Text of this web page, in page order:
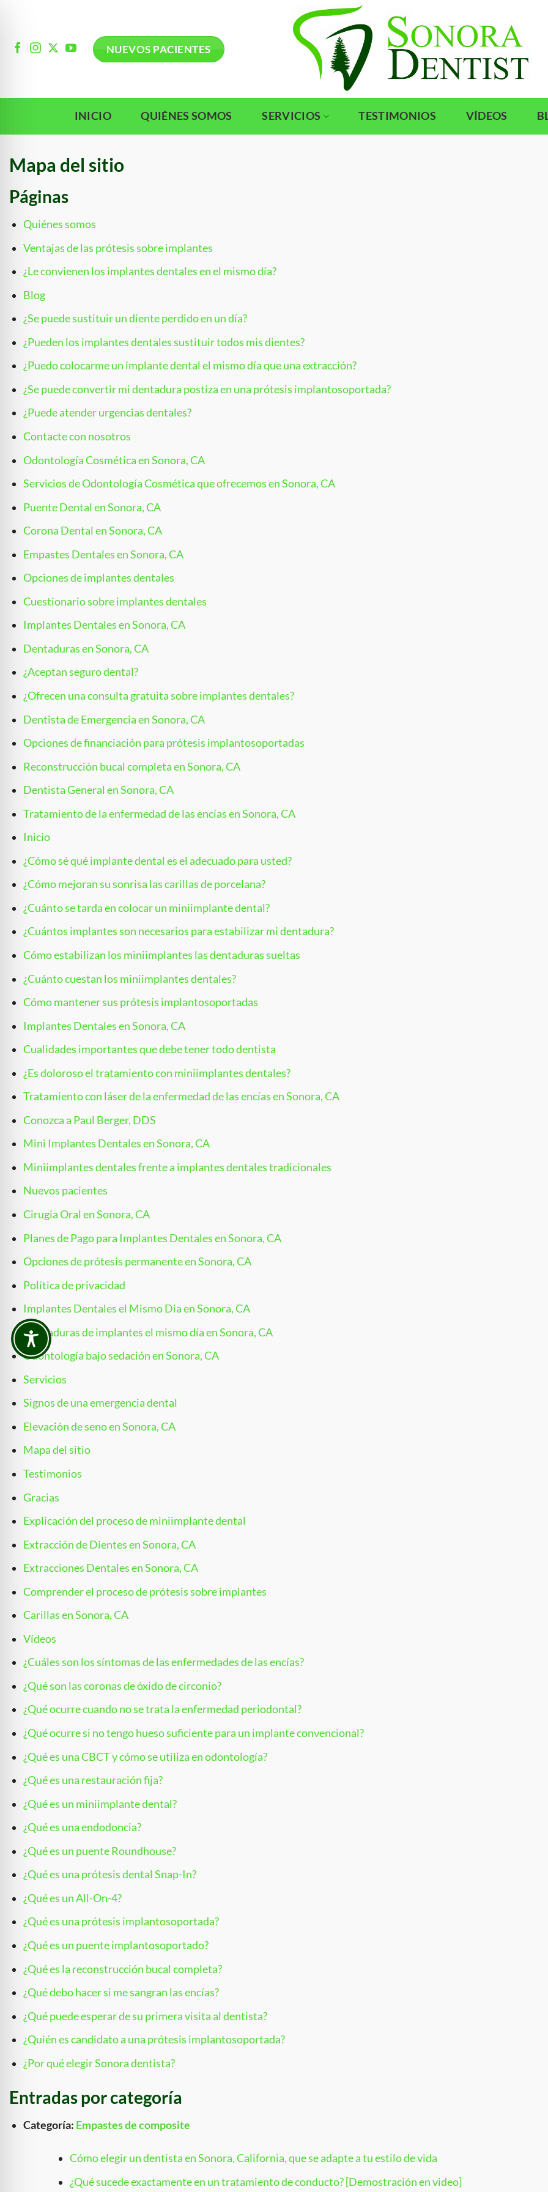
contenido
NUEVOS PACIENTES
INICIO QUIÉNES SOMOS SERVICIOS TESTIMONIOS VÍDEOS
Mapa del sitio
Páginas
Quiénes somos
Ventajas de las prótesis sobre implantes
¿Le convienen los implantes dentales en el mismo día?
Blog
¿Se puede sustituir un diente perdido en un día?
¿Pueden los implantes dentales sustituir todos mis dientes?
¿Puedo colocarme un implante dental el mismo día que una extracción?
¿Se puede convertir mi dentadura postiza en una prótesis implantosoportada?
¿Puede atender urgencias dentales?
Contacte con nosotros
Odontología Cosmética en Sonora, CA
Servicios de Odontología Cosmética que ofrecemos en Sonora, CA
Puente Dental en Sonora, CA
Corona Dental en Sonora, CA
Empastes Dentales en Sonora, CA
Opciones de implantes dentales
Cuestionario sobre implantes dentales
Implantes Dentales en Sonora, CA
Dentaduras en Sonora, CA
¿Aceptan seguro dental?
¿Ofrecen una consulta gratuita sobre implantes dentales?
Dentista de Emergencia en Sonora, CA
Opciones de financiación para prótesis implantosoportadas
Reconstrucción bucal completa en Sonora, CA
Dentista General en Sonora, CA
Tratamiento de la enfermedad de las encías en Sonora, CA
Inicio
¿Cómo sé qué implante dental es el adecuado para usted?
¿Cómo mejoran su sonrisa las carillas de porcelana?
¿Cuánto se tarda en colocar un miniimplante dental?
¿Cuántos implantes son necesarios para estabilizar mi dentadura?
Cómo estabilizan los miniimplantes las dentaduras sueltas
¿Cuánto cuestan los miniimplantes dentales?
Cómo mantener sus prótesis implantosoportadas
Implantes Dentales en Sonora, CA
Cualidades importantes que debe tener todo dentista
¿Es doloroso el tratamiento con miniimplantes dentales?
Tratamiento con láser de la enfermedad de las encías en Sonora, CA
Conozca a Paul Berger, DDS
Mini Implantes Dentales en Sonora, CA
Miniimplantes dentales frente a implantes dentales tradicionales
Nuevos pacientes
Cirugia Oral en Sonora, CA
Planes de Pago para Implantes Dentales en Sonora, CA
Opciones de prótesis permanente en Sonora, CA
Política de privacidad
Implantes Dentales el Mismo Dia en Sonora, CA
Dentaduras de implantes el mismo día en Sonora, CA
Odontología bajo sedación en Sonora, CA
Servicios
Signos de una emergencia dental
Elevación de seno en Sonora, CA
Mapa del sitio
Testimonios
Gracias
Explicación del proceso de miniimplante dental
Extracción de Dientes en Sonora, CA
Extracciones Dentales en Sonora, CA
Comprender el proceso de prótesis sobre implantes
Carillas en Sonora, CA
Vídeos
¿Cuáles son los síntomas de las enfermedades de las encías?
¿Qué son las coronas de óxido de circonio?
¿Qué ocurre cuando no se trata la enfermedad periodontal?
¿Qué ocurre si no tengo hueso suficiente para un implante convencional?
¿Qué es una CBCT y cómo se utiliza en odontología?
¿Qué es una restauración fija?
¿Qué es un miniimplante dental?
¿Qué es una endodoncia?
¿Qué es un puente Roundhouse?
¿Qué es una prótesis dental Snap-In?
¿Qué es un All-On-4?
¿Qué es una prótesis implantosoportada?
¿Qué es un puente implantosoportado?
¿Qué es la reconstrucción bucal completa?
¿Qué debo hacer si me sangran las encías?
¿Qué puede esperar de su primera visita al dentista?
¿Quién es candidato a una prótesis implantosoportada?
¿Por qué elegir Sonora dentista?
Entradas por categoría
Categoría: Empastes de composite
Cómo elegir un dentista en Sonora, California, que se adapte a tu estilo de vida
¿Qué sucede exactamente en un tratamiento de conducto? [Demostración en video]